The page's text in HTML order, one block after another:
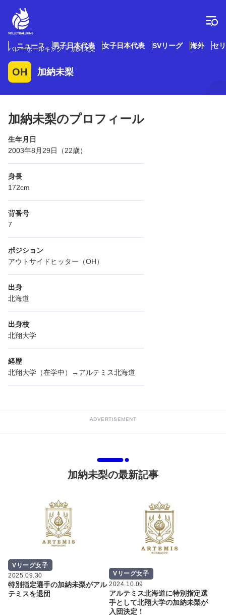
プ
ニュース 男子日本代表 女子日本代表 SVリーグ 海外 セ
バレーボールキング 加納未梨
OH 加納未梨
加納未梨のプロフィール
生年月日
2003年8月29日（22歳）
身長
172cm
背番号
7
ポジション
アウトサイドヒッター（OH）
出身
北海道
出身校
北翔大学
経歴
北翔大学（在学中）→アルテミス北海道
ADVERTISEMENT
加納未梨の最新記事
Vリーグ女子
2025.09.30
特別指定選手の加納未梨がアル
テミスを退団
Vリーグ女子
2024.10.09
アルテミス北海道に特別指定選
手として北翔大学の加納未梨が
入団決定！